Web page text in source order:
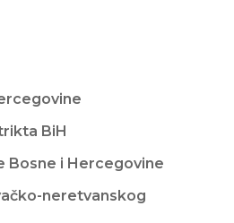
BiH
Bosne i Hercegovine
neretvanskog